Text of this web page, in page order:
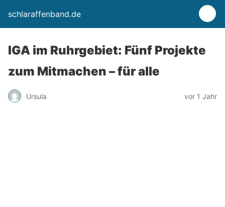
schlaraffenband.de
IGA im Ruhrgebiet: Fünf Projekte
zum Mitmachen – für alle
Ursula vor 1 Jahr